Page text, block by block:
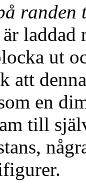
ut
att
en
till